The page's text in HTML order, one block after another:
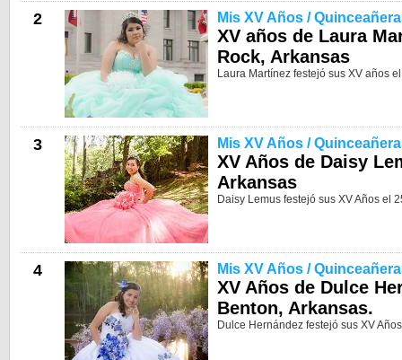
2 Mis XV Años /
XV años de Laura
Rock, Arkansas
Laura Martínez festejó sus XV años
3 Mis XV Años /
XV Años de Daisy
Arkansas
Daisy Lemus festejó sus XV Años el
4 Mis XV Años /
XV Años de Dulce
Benton, Arkansas.
Dulce Hernández festejó sus XV